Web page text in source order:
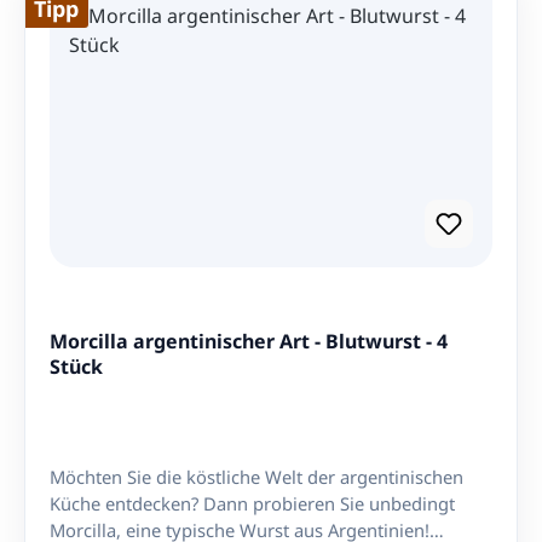
Sie den authentischen argentinischen Geschmack.
Grillen Sie mit Celusal Grill Salz und beeindrucken
Sie Ihre Gäste mit dem perfekten Geschmack und
Tipp
Morcilla argentinischer Art - Blutwurst - 4
Stück
Möchten Sie die köstliche Welt der argentinischen
Küche entdecken? Dann probieren Sie unbedingt
Morcilla, eine typische Wurst aus Argentinien!